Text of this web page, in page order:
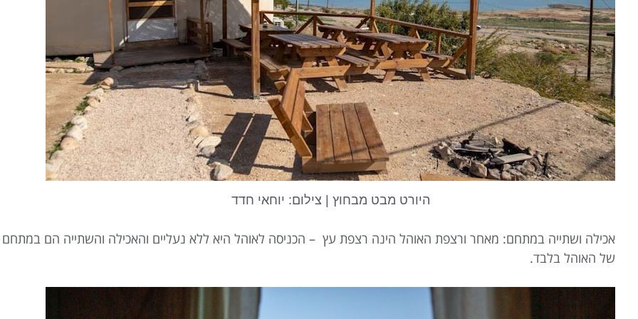
היורט מבט מבחוץ | צילום: יוחאי חדד
אכילה ושתייה במתחם: מאחר ורצפת האוהל הינה רצפת עץ – הכניסה לאוהל היא ללא נעליים והאכילה והשתייה הם במתחם
של האוהל בלבד.